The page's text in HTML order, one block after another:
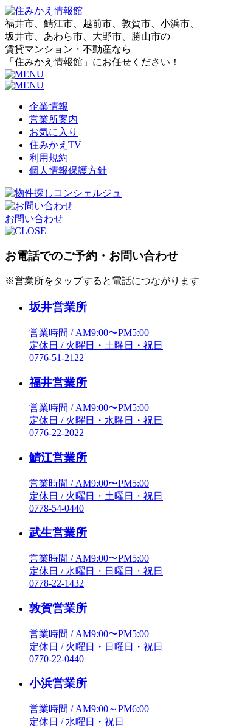
福井市、鯖江市、越前市、敦賀市、小浜市、
坂井市、あわら市、大野市、勝山市の
賃貸マンション・不動産なら
「住みかえ情報館」にお任せください！
企業情報
営業所案内
お気に入り
住みかえTV
利用規約
個人情報保護方針
お問い合わせ
お電話でのご予約・お問い合わせ
※営業所をタップすると電話につながります
坂井営業所
営業時間 / AM9:00〜PM5:00
定休日 / 火曜日・土曜日・祝日
0776-51-2122
福井営業所
営業時間 / AM9:00〜PM5:00
定休日 / 火曜日・水曜日・祝日
0776-22-2022
鯖江営業所
営業時間 / AM9:00〜PM5:00
定休日 / 火曜日・土曜日・祝日
0778-54-0440
武生営業所
営業時間 / AM9:00〜PM5:00
定休日 / 水曜日・日曜日・祝日
0778-22-1432
敦賀営業所
営業時間 / AM9:00〜PM5:00
定休日 / 火曜日・日曜日・祝日
0770-22-0440
小浜営業所
営業時間 / AM9:00～PM6:00
定休日 / 水曜日・祝日